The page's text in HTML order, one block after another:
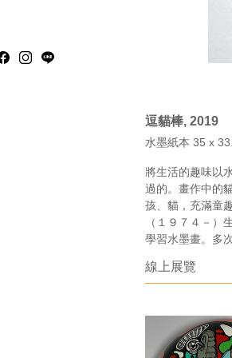
逗貓棒, 2019
水墨紙本 35 x
將生活的趣味以
過的。畫作中的
孩、貓，充滿童
（１９７４－
學習水墨畫。多
線上展覽